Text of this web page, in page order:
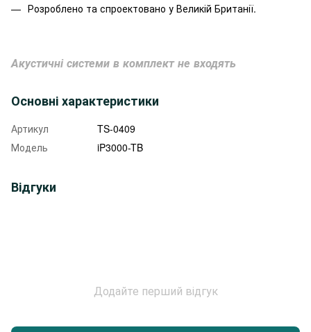
Розроблено та спроектовано у Великій Британії.
Акустичні системи в комплект не входять
Основні характеристики
Артикул
TS-0409
Модель
iP3000-TB
Відгуки
Додайте перший відгук